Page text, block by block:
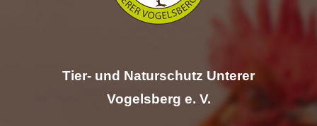
Tier- und Naturschutz Unterer
Vogelsberg e. V.